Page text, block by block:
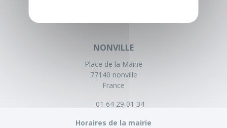
NONVILLE
Place de la Mairie
77140 nonville
France
01 64 29 01 34
Horaires de la mairie